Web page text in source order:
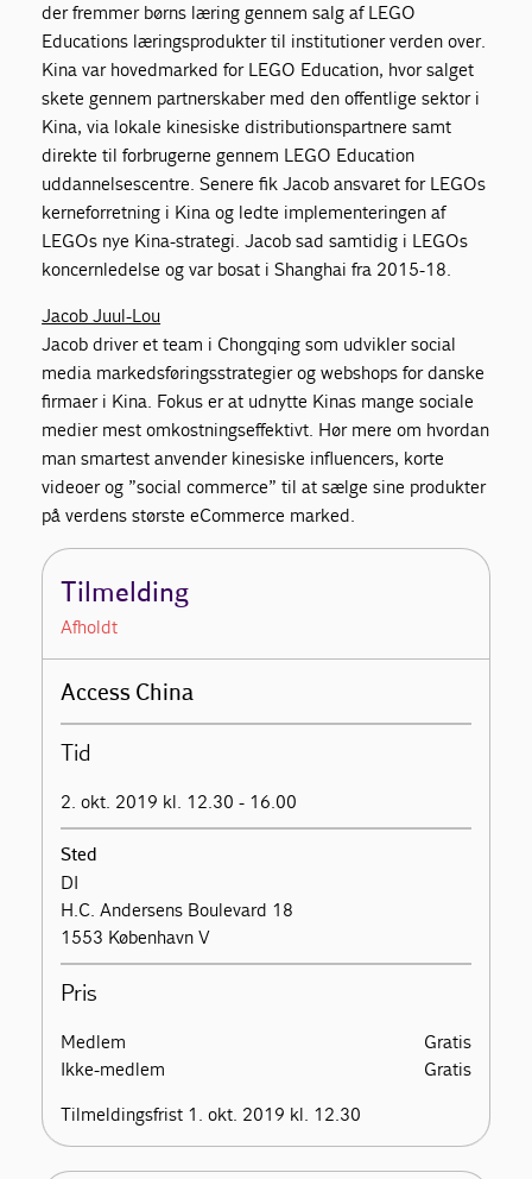
der fremmer børns læring gennem salg af LEGO
Educations læringsprodukter til institutioner verden over.
Kina var hovedmarked for LEGO Education, hvor salget
skete gennem partnerskaber med den offentlige sektor i
Kina, via lokale kinesiske distributionspartnere samt
direkte til forbrugerne gennem LEGO Education
uddannelsescentre. Senere fik Jacob ansvaret for LEGOs
kerneforretning i Kina og ledte implementeringen af
LEGOs nye Kina-strategi. Jacob sad samtidig i LEGOs
koncernledelse og var bosat i Shanghai fra 2015-18.
Jacob Juul-Lou
Jacob driver et team i Chongqing som udvikler social
media markedsføringsstrategier og webshops for danske
firmaer i Kina. Fokus er at udnytte Kinas mange sociale
medier mest omkostningseffektivt. Hør mere om hvordan
man smartest anvender kinesiske influencers, korte
videoer og ”social commerce” til at sælge sine produkter
på verdens største eCommerce marked.
Tilmelding
Afholdt
Access China
Tid
2. okt. 2019 kl. 12.30 - 16.00
Sted
DI
H.C. Andersens Boulevard 18
1553 København V
Pris
Medlem
Gratis
Ikke-medlem
Gratis
Tilmeldingsfrist 1. okt. 2019 kl. 12.30